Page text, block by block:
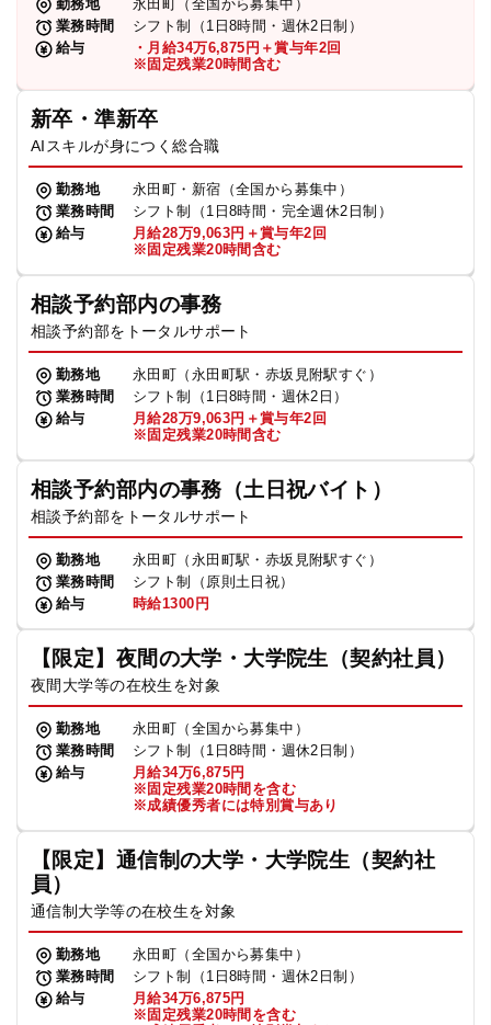
勤務地
永田町（全国から募集中）
業務時間
シフト制（1日8時間・週休2日制）
給与
・月給34万6,875円＋賞与年2回
※固定残業20時間含む
新卒・準新卒
AIスキルが身につく総合職
勤務地
永田町・新宿（全国から募集中）
業務時間
シフト制（1日8時間・完全週休2日制）
給与
月給28万9,063円＋賞与年2回
※固定残業20時間含む
相談予約部内の事務
相談予約部をトータルサポート
勤務地
永田町（永田町駅・赤坂見附駅すぐ）
業務時間
シフト制（1日8時間・週休2日）
給与
月給28万9,063円＋賞与年2回
※固定残業20時間含む
相談予約部内の事務（土日祝バイト）
相談予約部をトータルサポート
勤務地
永田町（永田町駅・赤坂見附駅すぐ）
業務時間
シフト制（原則土日祝）
給与
時給1300円
【限定】夜間の大学・大学院生（契約社員）
夜間大学等の在校生を対象
勤務地
永田町（全国から募集中）
業務時間
シフト制（1日8時間・週休2日制）
給与
月給34万6,875円
※固定残業20時間を含む
※成績優秀者には特別賞与あり
【限定】通信制の大学・大学院生（契約社
員）
通信制大学等の在校生を対象
勤務地
永田町（全国から募集中）
業務時間
シフト制（1日8時間・週休2日制）
給与
月給34万6,875円
※固定残業20時間を含む